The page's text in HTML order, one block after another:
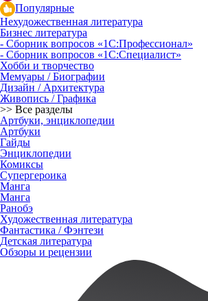
Популярные
Нехудожественная литература
Бизнес литература
- Сборник вопросов «1С:Профессионал»
- Сборник вопросов «1С:Специалист»
Хобби и творчество
Мемуары / Биографии
Дизайн / Архитектура
Живопись / Графика
>> Все разделы
Артбуки, энциклопедии
Артбуки
Гайды
Энциклопедии
Комиксы
Супергероика
Манга
Манга
Ранобэ
Художественная литература
Фантастика / Фэнтези
Детская литература
Обзоры и рецензии